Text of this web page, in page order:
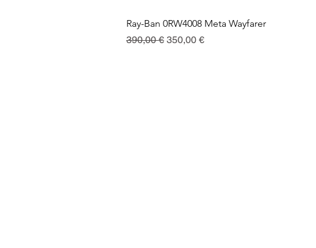
Ray-Ban 0RW4008 Meta Wayfarer
Prix original
390,00 € Prix promotionnel
350,00 €